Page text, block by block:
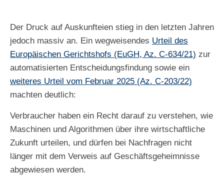
Der Druck auf Auskunfteien stieg in den letzten Jahren
jedoch massiv an. Ein wegweisendes Urteil des
Europäischen Gerichtshofs (EuGH, Az. C-634/21) zur
automatisierten Entscheidungsfindung sowie ein
weiteres Urteil vom Februar 2025 (Az. C-203/22)
machten deutlich:
Verbraucher haben ein Recht darauf zu verstehen, wie
Maschinen und Algorithmen über ihre wirtschaftliche
Zukunft urteilen, und dürfen bei Nachfragen nicht
länger mit dem Verweis auf Geschäftsgeheimnisse
abgewiesen werden.